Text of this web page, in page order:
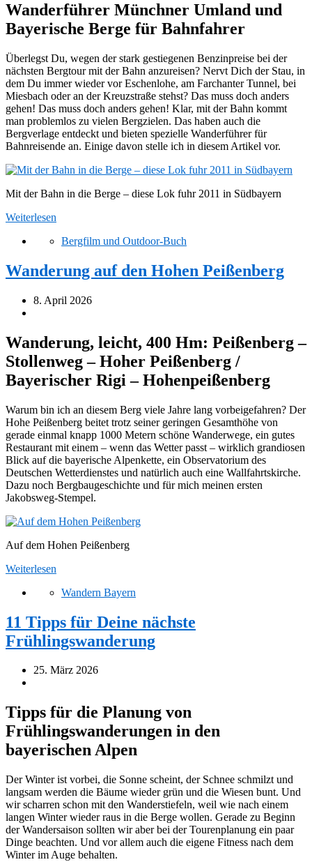
Wanderführer Münchner Umland und
Bayerische Berge für Bahnfahrer
Überlegst Du, wegen der stark gestiegenen Benzinpreise bei der
nächsten Bergtour mit der Bahn anzureisen? Nervt Dich der Stau, in
dem Du immer wieder vor Eschenlohe, am Farchanter Tunnel, bei
Miesbach oder an der Kreuzstraße stehst? Das muss doch anders
gehen! Das muss doch anders gehen! Klar, mit der Bahn kommt
man problemlos zu vielen Bergzielen. Das haben auch die
Bergverlage entdeckt und bieten spezielle Wanderführer für
Bahnreisende an. Einige davon stelle ich in diesem Artikel vor.
Mit der Bahn in die Berge – diese Lok fuhr 2011 in Südbayern
Weiterlesen
Bergfilm und Outdoor-Buch
Wanderung auf den Hohen Peißenberg
8. April 2026
Wanderung, leicht, 400 Hm: Peißenberg –
Stollenweg – Hoher Peißenberg /
Bayerischer Rigi – Hohenpeißenberg
Warum bin ich an diesem Berg viele Jahre lang vorbeigefahren? Der
Hohe Peißenberg beitet trotz seiner geringen Gesamthöhe von
gerade einmal knapp 1000 Metern schöne Wanderwege, ein gutes
Restaurant mit einem – wenn das Wetter passt – wirklich grandiosen
Blick auf die bayerische Alpenkette, ein Observatorium des
Deutschen Wetterdienstes und natürlich auch eine Wallfahrtskirche.
Dazu noch Bergbaugeschichte und für mich meinen ersten
Jakobsweg-Stempel.
Auf dem Hohen Peißenberg
Weiterlesen
Wandern Bayern
11 Tipps für Deine nächste
Frühlingswanderung
25. März 2026
Tipps für die Planung von
Frühlingswanderungen in den
bayerischen Alpen
Der Winter ist vorbei, die Sonne scheint, der Schnee schmilzt und
langsam werden die Bäume wieder grün und die Wiesen bunt. Und
wir scharren schon mit den Wanderstiefeln, weil wie nach einem
langen Winter wieder raus in die Berge wollen. Gerade zu Beginn
der Wandersaison sollten wir aber bei der Tourenplanung ein paar
Dinge beachten. Und vor allem auch die eigene Fitness nach dem
Winter im Auge behalten.